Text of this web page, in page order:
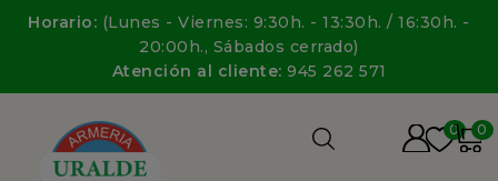
Horario: (Lunes - Viernes: 9:30h. - 13:30h. / 16:30h. -
20:00h., Sábados cerrado)
Atención al cliente: 945 262 571
0 0